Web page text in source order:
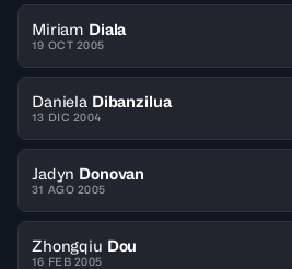
Miriam Diala
19 OCT 2005
Daniela Dibanzilua
13 DIC 2004
Jadyn Donovan
31 AGO 2005
Zhongqiu Dou
16 FEB 2005